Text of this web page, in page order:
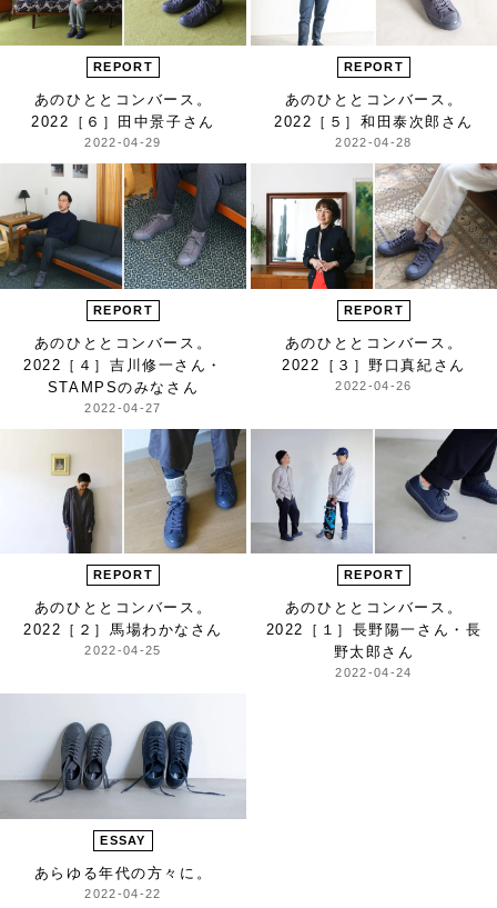
REPORT
あのひととコンバース。
2022
［６］田中景子さん
2022-04-29
REPORT
あのひととコンバース。
2022 ［５］和田泰次郎さん
2022-04-28
REPORT
あのひととコンバース。
2022 ［４］吉川修一さん・
STAMPSのみなさん
2022-04-27
REPORT
あのひととコンバース。
2022
［３］野口真紀さん
2022-04-26
REPORT
あのひととコンバース。
2022 ［２］馬場わかなさん
2022-04-25
REPORT
あのひととコンバース。
2022
［１］長野陽一さん・長
野太郎さん
2022-04-24
ESSAY
あらゆる年代の方々に。
2022-04-22